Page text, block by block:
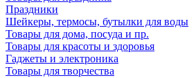
Праздники
Шейкеры, термосы, бутылки для воды
Товары для дома, посуда и пр.
Товары для красоты и здоровья
Гаджеты и электроника
Товары для творчества